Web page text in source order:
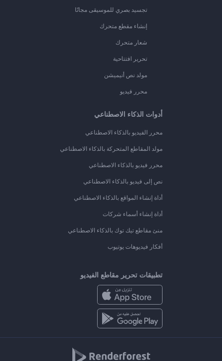
تجسيد بصري للموسيقى مجانًا
إنشاء مقطع متحرك
شعار متحرك
تحرير افتتاحية
مولد نص أنيميشن
محرر فيديو
أدوات الذكاء الاصطناعي
محرر الفيديو بالذكاء الاصطناعي
مولد المقاطع المتحركة بالذكاء الاصطناعي
محرر فيديو بالذكاء الاصطناعي
نص إلى فيديو بالذكاء الاصطناعي
أداة إنشاء المواقع بالذكاء الاصطناعي
أداة إنشاء أسماء شركات
منئ مقاطع تيك توك بالذكاء الاصطناعي
أفكار فيديوهات يوتيوب
تطبيقات تحرير مقاطع الفيديو